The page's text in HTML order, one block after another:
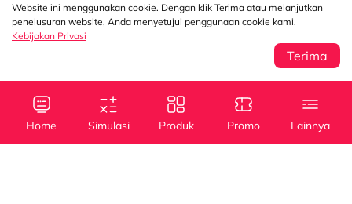
Ajukan Sekarang
Website ini menggunakan cookie. Dengan klik Terima atau melanjutkan
penelusuran website, Anda menyetujui penggunaan cookie kami.
Kebijakan Privasi
Terima
Home Simulasi Produk Promo Lainnya